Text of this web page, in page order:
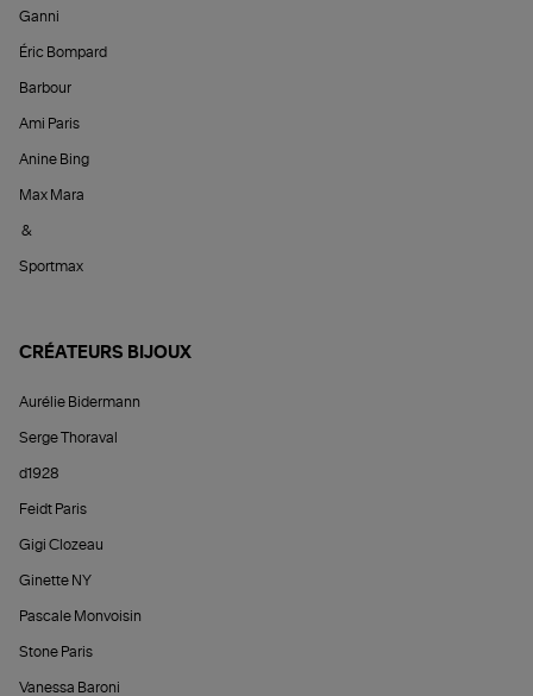
Ganni
Éric Bompard
Barbour
Ami Paris
Anine Bing
Max Mara
&
Sportmax
CRÉATEURS BIJOUX
Aurélie Bidermann
Serge Thoraval
d1928
Feidt Paris
Gigi Clozeau
Ginette NY
Pascale Monvoisin
Stone Paris
Vanessa Baroni